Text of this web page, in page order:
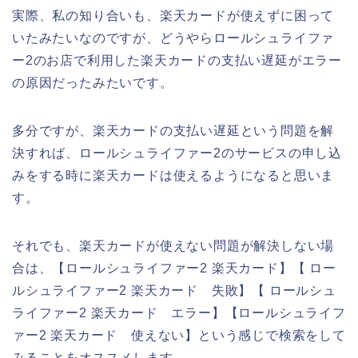
実際、私の知り合いも、楽天カードが使えずに困って
いたみたいなのですが、どうやらロールシュライファ
ー2のお店で利用した楽天カードの支払い遅延がエラー
の原因だったみたいです。
多分ですが、楽天カードの支払い遅延という問題を解
決すれば、ロールシュライファー2のサービスの申し込
みをする時に楽天カードは使えるようになると思いま
す。
それでも、楽天カードが使えない問題が解決しない場
合は、【ロールシュライファー2 楽天カード】【 ロー
ルシュライファー2 楽天カード 失敗】【 ロールシュ
ライファー2 楽天カード エラー】【ロールシュライフ
ァー2 楽天カード 使えない】という感じで検索をして